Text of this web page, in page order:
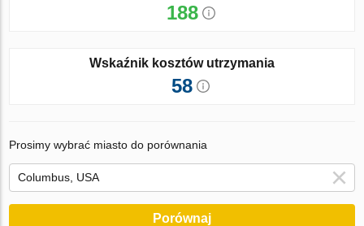
188
Wskaźnik kosztów utrzymania
58
Prosimy wybrać miasto do porównania
Porównaj